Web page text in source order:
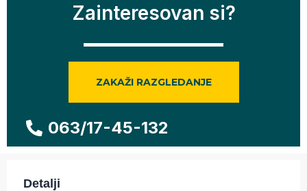
Zainteresovan si?
ZAKAŽI RAZGLEDANJE
063/17-45-132
Detalji